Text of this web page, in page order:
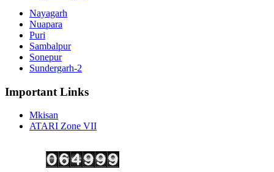
Nayagarh
Nuapara
Puri
Sambalpur
Sonepur
Sundergarh-2
Important Links
Mkisan
ATARI Zone VII